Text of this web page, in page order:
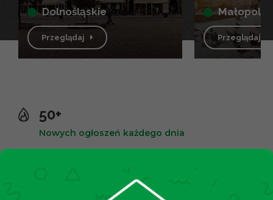
dolnośląskie
Przeglądaj Przeglądaj
50+
Nowych ogłoszeń każdego dnia
Zadowolonych klientów